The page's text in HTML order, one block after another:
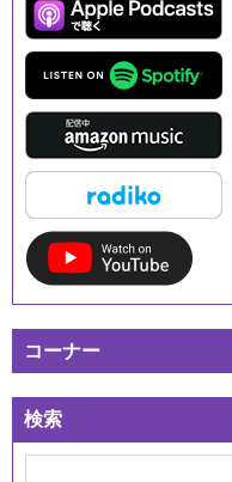
コーナー
検索